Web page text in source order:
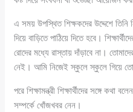
এ সময় উপস্থিত শিক্ষকদের উদ্দেশে তিনি
দিয়ে বাড়িতে পাঠিয়ে দিতে হবে।
রোদের মধ্যে রাস্তায় দাঁড়াবে না।
নেই। আমি নিজেই স্কুলে স্কুলে গিয়ে
পরে শিক্ষামন্ত্রী শিক্ষার্থীদের সঙ্গে কথা
সম্পর্কে খোঁজখবর নেন।